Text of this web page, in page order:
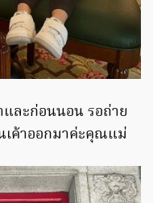
และก่อนนอน รอถ่าย
ค้าออกมาค่ะคุณแม่